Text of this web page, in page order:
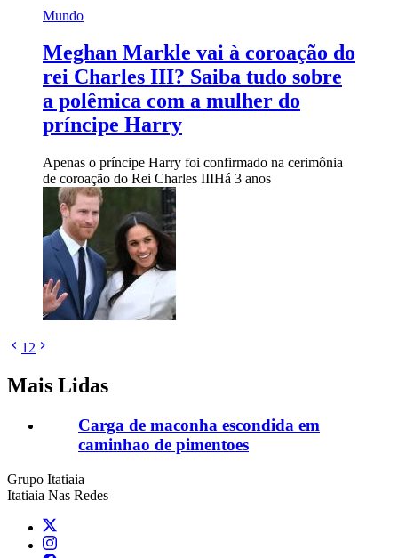
Mundo
Meghan Markle vai à coroação do
rei Charles III? Saiba tudo sobre
a polêmica com a mulher do
príncipe Harry
Apenas o príncipe Harry foi confirmado na cerimônia
de coroação do Rei Charles IIIHá 3 anos
1 2
Mais Lidas
Carga de maconha escondida em
caminhao de pimentoes
Grupo Itatiaia
Itatiaia Nas Redes